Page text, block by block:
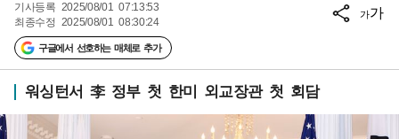
기사등록 2025/08/01 07:13:53
최종수정 2025/08/01 08:30:24
구글에서 선호하는 매체로 추가
가가
워싱턴서 李 정부 첫 한미 외교장관 첫 회담